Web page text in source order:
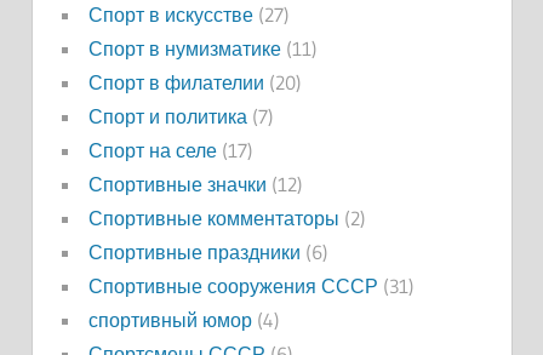
Спорт в искусстве(27)
Спорт в нумизматике(11)
Спорт в филателии (20)
Спорт и политика (7)
Спорт на селе(17)
Спортивные значки (12)
Спортивные комментаторы (2)
Спортивные праздники (6)
Спортивные сооружения СССР (31)
спортивный юмор(4)